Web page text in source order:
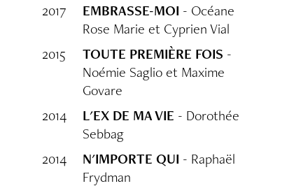
2017
EMBRASSE-MOI - Océane
Rose Marie et Cyprien Vial
2015
TOUTE PREMIÈRE FOIS -
Noémie Saglio et Maxime
Govare
2014
L'EX DE MA VIE - Dorothée
Sebbag
2014
N'IMPORTE QUI - Raphaël
Frydman